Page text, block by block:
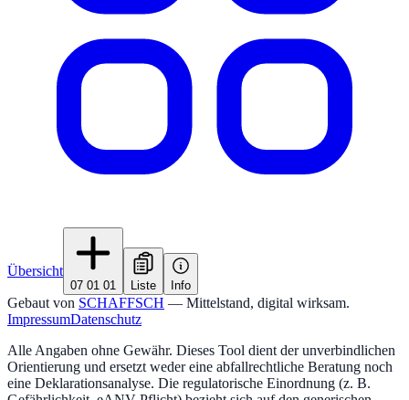
Übersicht
07 01 01 Liste Info
Gebaut von SCHAFFSCH — Mittelstand, digital wirksam.
ImpressumDatenschutz
Alle Angaben ohne Gewähr. Dieses Tool dient der unverbindlichen
Orientierung und ersetzt weder eine abfallrechtliche Beratung noch
eine Deklarationsanalyse. Die regulatorische Einordnung (z. B.